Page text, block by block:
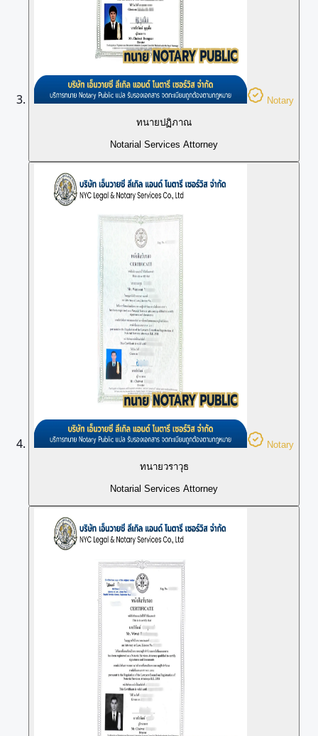
Notary
ทนายปฏิภาณ
Notarial Services Attorney
Notary
ทนายวราวุธ
Notarial Services Attorney